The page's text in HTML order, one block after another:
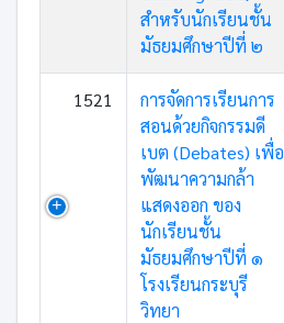
สำหรับนักเรียนชั้น
มัธยมศึกษาปีที่ ๒
1521
การจัดการเรียนการ
สอนด้วยกิจกรรมดี
เบต (Debates) เพื่อ
พัฒนาความกล้า
แสดงออก ของ
นักเรียนชั้น
มัธยมศึกษาปีที่ ๑
โรงเรียนกระบุรี
วิทยา